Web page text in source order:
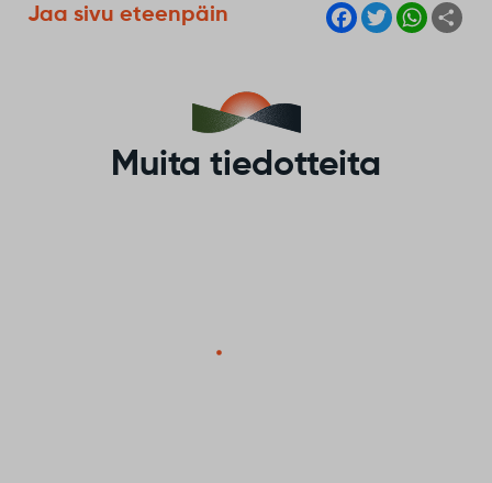
Jaa sivu eteenpäin
F
a
T
w
W
h
Muita tiedotteita